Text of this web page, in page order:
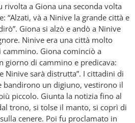
rivolta a Giona una seconda volta
“Alzati, và a Ninive la grande città e
Giona si alzò e andò a Ninive
Ninive era una città molto
Giona cominciò a
giorno di cammino e predicava:
Ninive sarà distrutta”. I cittadini di
bandirono un digiuno, vestirono il
piccolo. Giunta la notizia fino al
trono, si tolse il manto, si coprì di
cenere. Poi fu proclamato in